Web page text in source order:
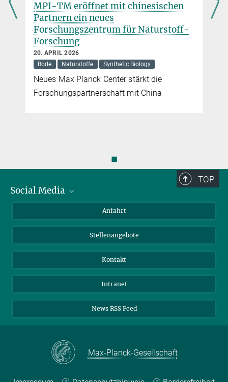
MPI-TM eröffnet mit chinesischen
Partnern ein neues
Forschungszentrum für Naturstoff-
Forschung
20. APRIL 2026
Bode
Naturstoffe Synthetic Biology
Neues Max Planck Center stärkt die
Forschungspartnerschaft mit China
◼
TOP
Social Media
LinkedIn
Anfahrt
Stellenangebote
Kontakt
Intranet
News RSS Feed
Max-Planck-Gesellschaft